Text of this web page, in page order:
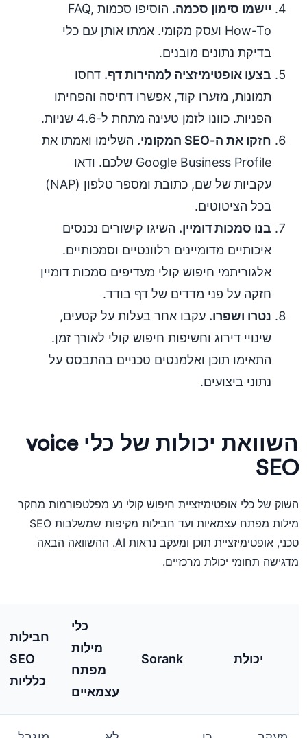
יישמו סימון סכמה.
הוסיפו סכמות FAQ,
How-To ועסק מקומי. אמתו אותן עם כלי
בדיקת נתונים מובנים.
בצעו אופטימיזציה למהירות דף.דחסו
תמונות, מזערו קוד, אפשרו דחיסה והפחיתו
הפניות. כוונו לזמן טעינה מתחת ל-4.6 שניות.
חזקו את ה-SEO המקומי.
השלימו ואמתו את
Google Business Profile שלכם. ודאו
עקביות של שם, כתובת ומספר טלפון (NAP)
בכל הציטוטים.
בנו סמכות דומיין.השיגו קישורים נכנסים
איכותיים מדומיינים רלוונטיים וסמכותיים.
אלגוריתמי חיפוש קולי מעדיפים סמכות דומיין
חזקה על פני מדדים של דף בודד.
נטרו ושפרו.עקבו אחר בעלות על קטעים,
שינויי דירוג וחשיפות חיפוש קולי לאורך זמן.
התאימו תוכן ואלמנטים טכניים בהתבסס על
נתוני ביצועים.
השוואת יכולות של כלי voice
SEO
השוק של כלי אופטימיזציית חיפוש קולי נע מפלטפורמות מחקר
מילות מפתח עצמאיות ועד חבילות מקיפות שמשלבות SEO
טכני, אופטימיזציית תוכן ומעקב נראות AI. ההשוואה הבאה
מדגישה תחומי יכולת מרכזיים.
יכולת Sorank
כלי
מילות
מפתח
עצמאיים
חבילות
SEO
כלליות